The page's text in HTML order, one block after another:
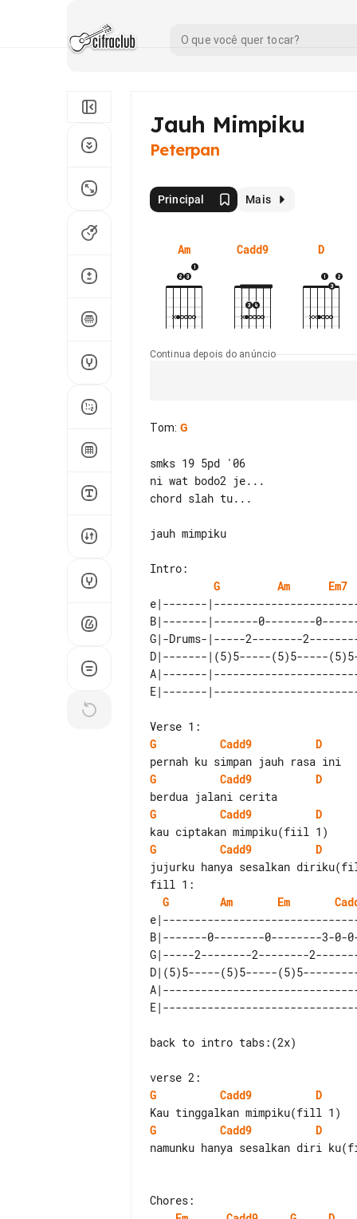
Jauh Mimpiku
Peterpan
Principal Mais
Am Cadd9 D
Continua depois do anúncio
Tom: G
smks 19 5pd '06
ni wat bodo2 je...
chord slah tu...
jauh mimpiku
Intro:
G
Am Em7
e|-------
B|-------|-------0--------
G|-Drums-|-----2--------
D|-------|(5)5-----(5)5-----
A|-------
G
Cadd9
D
G
Cadd9
D
G
Cadd9
D
G
Cadd9
D
fill 1:
G
Am Em
B|-------0--------0--------3-0-
G|-----2--------2--------
D|(5)5-----(5)5-----
back to intro tabs:(2x)
G
Cadd9
D
G
Cadd9
D
namunku hanya sesalkan diri